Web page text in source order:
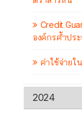
Credit
องค์กรค้ำปร
ค่าใช้จ่ายใ
2024